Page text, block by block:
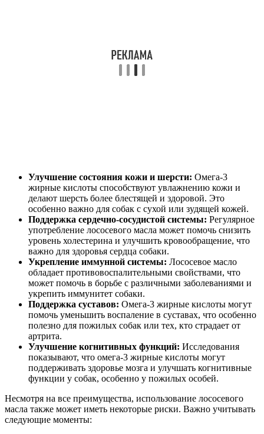
Улучшение состояния кожи и шерсти: Омега-3
жирные кислоты способствуют увлажнению кожи и
делают шерсть более блестящей и здоровой. Это
особенно важно для собак с сухой или зудящей кожей.
Поддержка сердечно-сосудистой системы: Регулярное
употребление лососевого масла может помочь снизить
уровень холестерина и улучшить кровообращение, что
важно для здоровья сердца собаки.
Укрепление иммунной системы: Лососевое масло
обладает противовоспалительными свойствами, что
может помочь в борьбе с различными заболеваниями и
укрепить иммунитет собаки.
Поддержка суставов: Омега-3 жирные кислоты могут
помочь уменьшить воспаление в суставах, что особенно
полезно для пожилых собак или тех, кто страдает от
артрита.
Улучшение когнитивных функций: Исследования
показывают, что омега-3 жирные кислоты могут
поддерживать здоровье мозга и улучшать когнитивные
функции у собак, особенно у пожилых особей.
Несмотря на все преимущества, использование лососевого
масла также может иметь некоторые риски. Важно учитывать
следующие моменты: